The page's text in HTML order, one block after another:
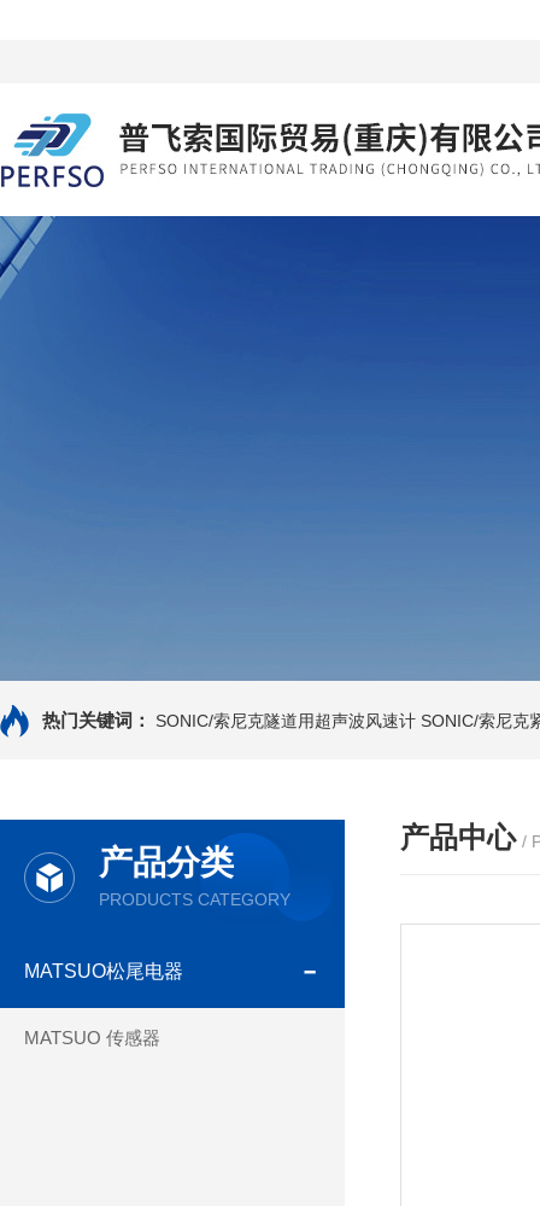
热门关键词： SONIC/索尼克隧道用超声波风速计 SONIC/索尼克
产品分类
PRODUCTS CATEGORY
MATSUO松尾电器
MATSUO 传感器
产品中心 /